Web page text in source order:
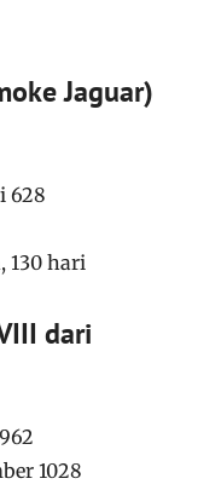
Jaguar)
628
130 hari
dari
1028